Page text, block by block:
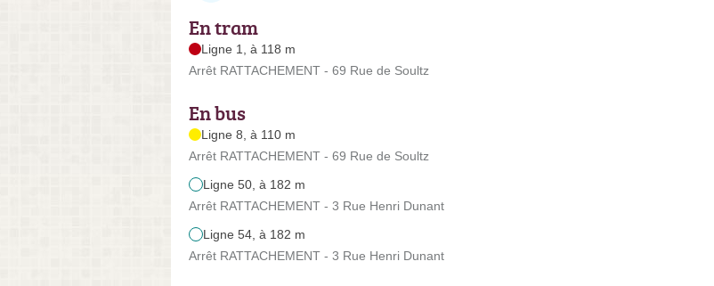
En tram
Ligne 1, à 118 m
Arrêt RATTACHEMENT - 69 Rue de Soultz
En bus
Ligne 8, à 110 m
Arrêt RATTACHEMENT - 69 Rue de Soultz
Ligne 50, à 182 m
Arrêt RATTACHEMENT - 3 Rue Henri Dunant
Ligne 54, à 182 m
Arrêt RATTACHEMENT - 3 Rue Henri Dunant